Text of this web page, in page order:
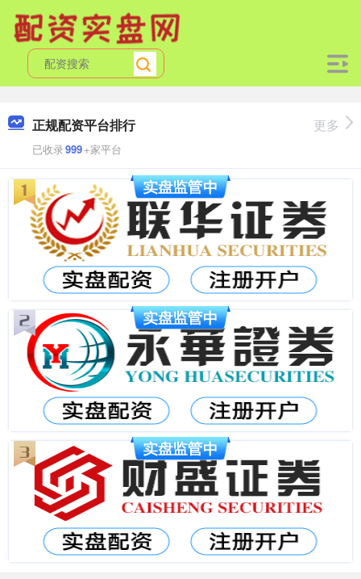
正规配资平台排行
已收录999+家平台
更多